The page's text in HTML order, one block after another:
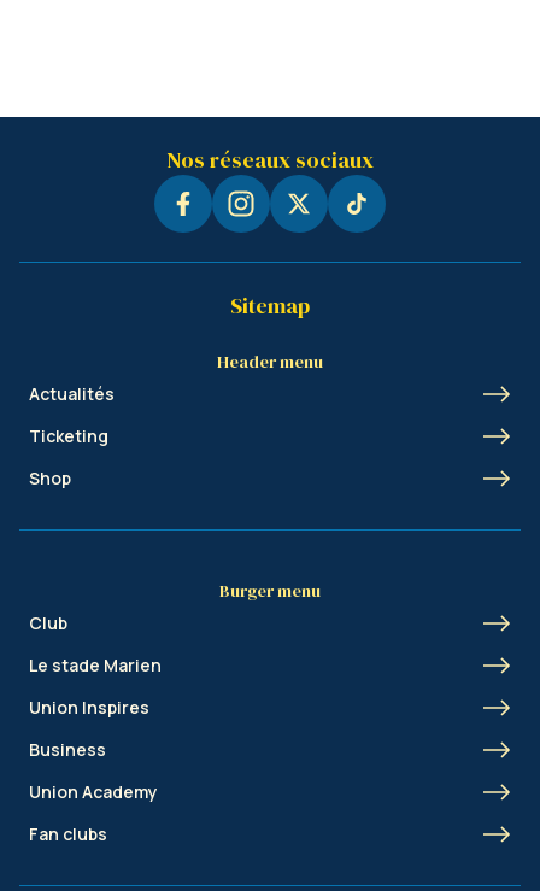
Nos réseaux sociaux
Sitemap
Header menu
Actualités
Ticketing
Shop
Burger menu
Club
Le stade Marien
Union Inspires
Business
Union Academy
Fan clubs